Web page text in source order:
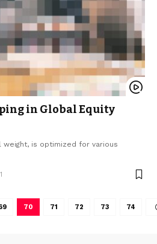
in Global Equity
weight, is optimized for various
70 71 72 73 74